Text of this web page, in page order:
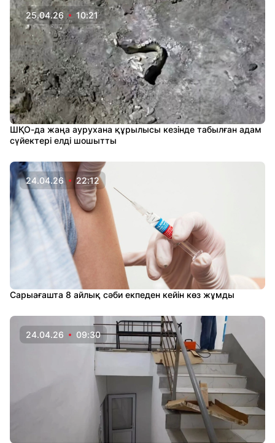
25.04.26 10:21
ШҚО-да жаңа аурухана құрылысы кезінде табылған адам
сүйектері елді шошытты
24.04.26 22:12
Сарыағашта 8 айлық сәби екпеден кейін көз жұмды
24.04.26 09:30